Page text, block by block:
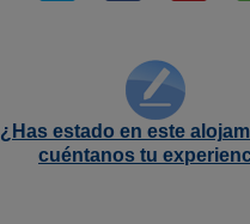
¿Has estado en este
cuéntanos tu